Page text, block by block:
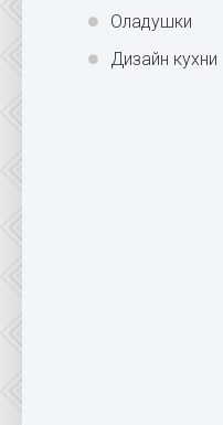
Оладушки
Дизайн кухни